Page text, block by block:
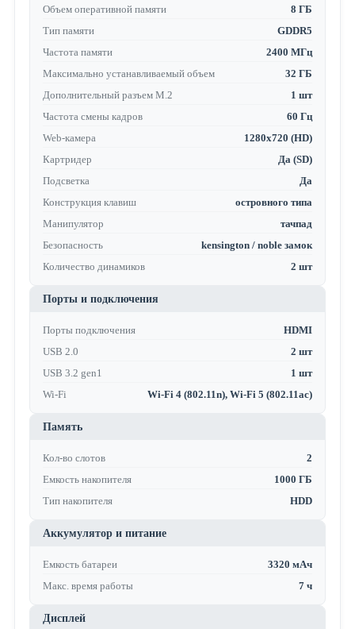
Объем оперативной памяти
8 ГБ
Тип памяти
GDDR5
Частота памяти
2400 МГц
Максимально устанавливаемый объем
32 ГБ
Дополнительный разъем M.2
1 шт
Частота смены кадров
60 Гц
Web-камера
1280x720 (HD)
Картридер
Да (SD)
Подсветка
Да
Конструкция клавиш
островного типа
Манипулятор
тачпад
Безопасность
kensington / noble замок
Количество динамиков
2 шт
Порты и подключения
Порты подключения
HDMI
USB 2.0
2 шт
USB 3.2 gen1
1 шт
Wi-Fi
Wi-Fi 4 (802.11n), Wi-Fi 5 (802.11ac)
Память
Кол-во слотов
2
Емкость накопителя
1000 ГБ
Тип накопителя
HDD
Аккумулятор и питание
Емкость батареи
3320 мАч
Макс. время работы
7 ч
Дисплей